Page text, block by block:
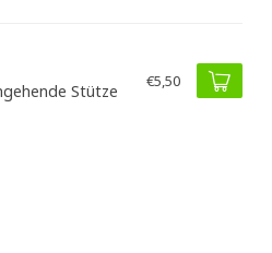
Stütze €5,50